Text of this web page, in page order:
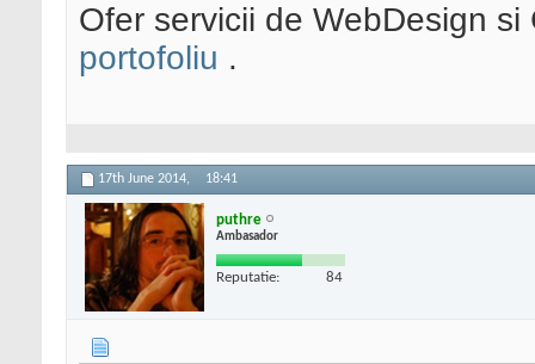
Ofer servicii de WebDesign
portofoliu .
17th June 2014, 18:41
puthre
Ambasador
Reputatie: 84